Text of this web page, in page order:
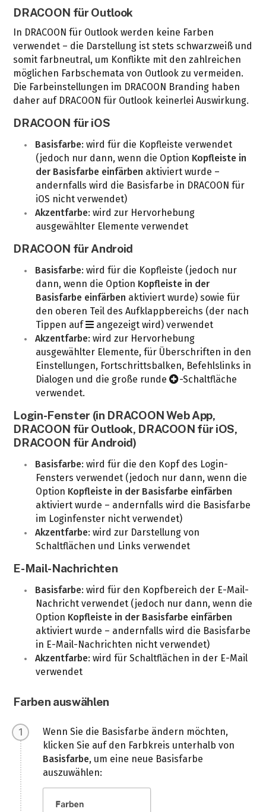
DRACOON für Outlook
In DRACOON für Outlook werden keine Farben
verwendet – die Darstellung ist stets schwarzweiß und
somit farbneutral, um Konflikte mit den zahlreichen
möglichen Farbschemata von Outlook zu vermeiden.
Die Farbeinstellungen im DRACOON Branding haben
daher auf DRACOON für Outlook keinerlei Auswirkung.
DRACOON für iOS
Basisfarbe: wird für die Kopfleiste verwendet
(jedoch nur dann, wenn die Option Kopfleiste in
der Basisfarbe einfärben aktiviert wurde –
andernfalls wird die Basisfarbe in DRACOON für
iOS nicht verwendet)
Akzentfarbe: wird zur Hervorhebung
ausgewählter Elemente verwendet
DRACOON für Android
Basisfarbe: wird für die Kopfleiste (jedoch nur
dann, wenn die Option Kopfleiste in der
Basisfarbe einfärben aktiviert wurde) sowie für
den oberen Teil des Aufklappbereichs (der nach
Tippen auf
angezeigt wird) verwendet
Akzentfarbe: wird zur Hervorhebung
ausgewählter Elemente, für Überschriften in den
Einstellungen, Fortschrittsbalken, Befehlslinks in
Dialogen und die große runde
-Schaltfläche
verwendet.
Login-Fenster (in DRACOON Web App,
DRACOON für Outlook, DRACOON für iOS,
DRACOON für Android)
Basisfarbe: wird für die den Kopf des Login-
Fensters verwendet (jedoch nur dann, wenn die
Option Kopfleiste in der Basisfarbe einfärben
aktiviert wurde – andernfalls wird die Basisfarbe
im Loginfenster nicht verwendet)
Akzentfarbe: wird zur Darstellung von
Schaltflächen und Links verwendet
E-Mail-Nachrichten
Basisfarbe: wird für den Kopfbereich der E-Mail-
Nachricht verwendet (jedoch nur dann, wenn die
Option Kopfleiste in der Basisfarbe einfärben
aktiviert wurde – andernfalls wird die Basisfarbe
in E-Mail-Nachrichten nicht verwendet)
Akzentfarbe: wird für Schaltflächen in der E-Mail
verwendet
Farben auswählen
Wenn Sie die Basisfarbe ändern möchten,
klicken Sie auf den Farbkreis unterhalb von
Basisfarbe, um eine neue Basisfarbe
auszuwählen: